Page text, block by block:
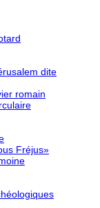
dite
romain
Fréjus»